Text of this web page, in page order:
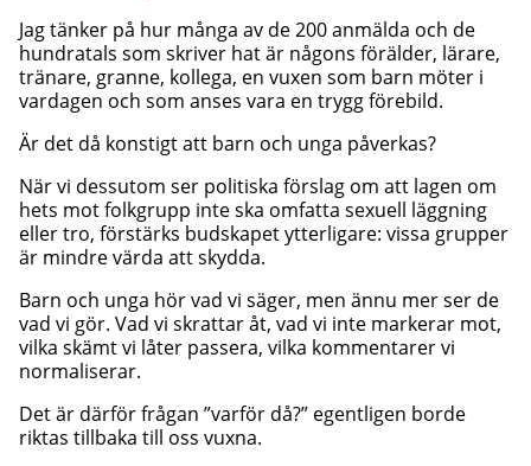
Jag tänker på hur många av de 200 anmälda och de
hundratals som skriver hat är någons förälder, lärare,
tränare, granne, kollega, en vuxen som barn möter i
vardagen och som anses vara en trygg förebild.
Är det då konstigt att barn och unga påverkas?
När vi dessutom ser politiska förslag om att lagen om
hets mot folkgrupp inte ska omfatta sexuell läggning
eller tro, förstärks budskapet ytterligare: vissa grupper
är mindre värda att skydda.
Barn och unga hör vad vi säger, men ännu mer ser de
vad vi gör. Vad vi skrattar åt, vad vi inte markerar mot,
vilka skämt vi låter passera, vilka kommentarer vi
normaliserar.
Det är därför frågan ”varför då?” egentligen borde
riktas tillbaka till oss vuxna.